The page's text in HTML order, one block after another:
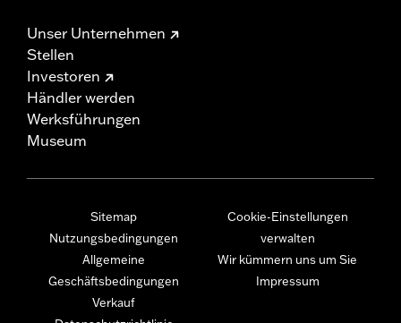
Unser Unternehmen
Stellen
Investoren
Händler werden
Werksführungen
Museum
Sitemap
Nutzungsbedingungen
Allgemeine
Geschäftsbedingungen
Verkauf
Cookie-Einstellungen
verwalten
Wir kümmern uns um Sie
Impressum